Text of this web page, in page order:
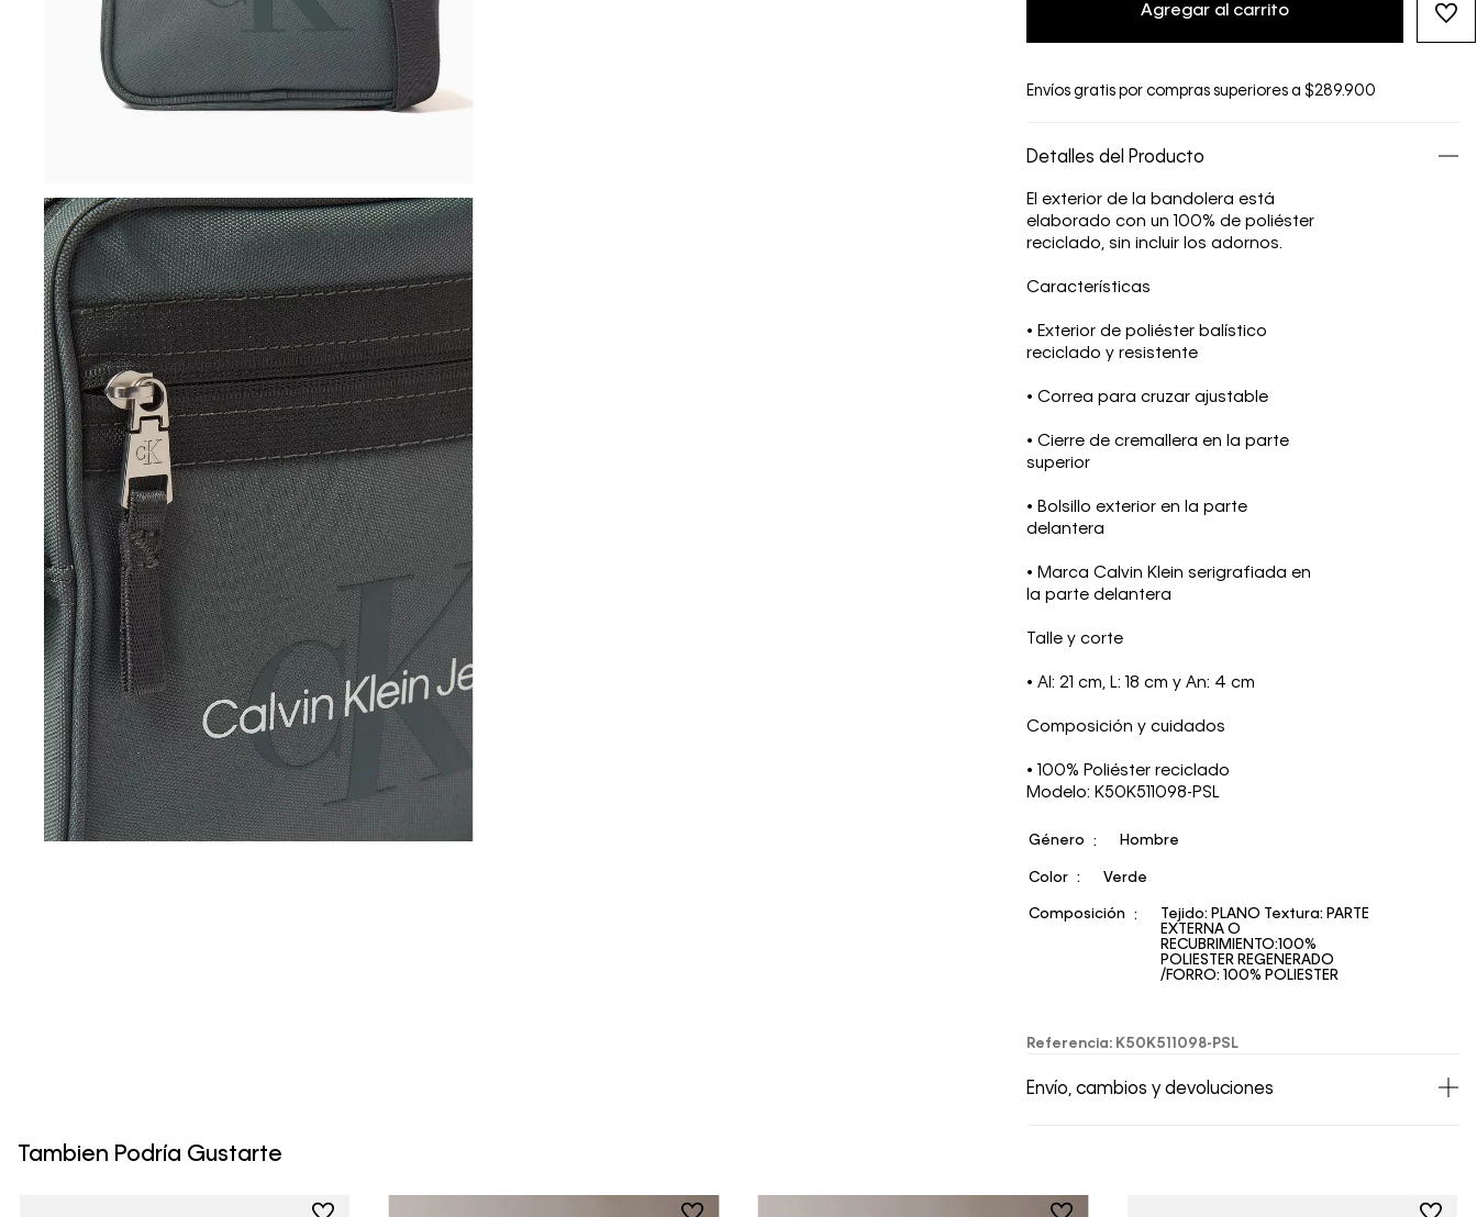
Agregar al carrito
Envíos gratis por compras superiores a $289.900
Detalles del Producto
El exterior de la bandolera está
elaborado con un 100% de poliéster
reciclado, sin incluir los adornos.
Características
• Exterior de poliéster balístico
reciclado y resistente
• Correa para cruzar ajustable
• Cierre de cremallera en la parte
superior
• Bolsillo exterior en la parte
delantera
• Marca Calvin Klein serigrafiada en
la parte delantera
Talle y corte
• Al: 21 cm, L: 18 cm y An: 4 cm
Composición y cuidados
• 100% Poliéster reciclado
Modelo: K50K511098-PSL
Género Hombre
Color Verde
Composición
Tejido: PLANO Textura: PARTE
EXTERNA O
RECUBRIMIENTO:100%
POLIESTER REGENERADO
/FORRO: 100% POLIESTER
Referencia: K50K511098-PSL
Envío, cambios y devoluciones
devolver y cambiar en un período de 30 días
Tambien Podría Gustarte